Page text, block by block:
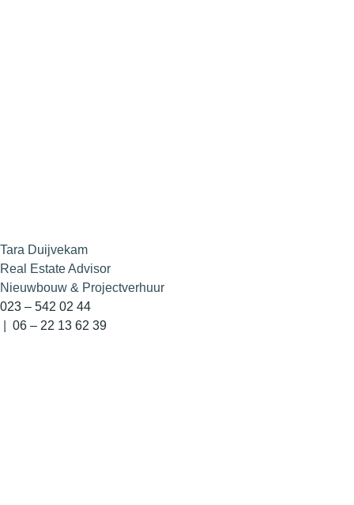
Tara Duijvekam
Real Estate Advisor
Nieuwbouw & Projectverhuur
023 – 542 02 44
06 – 22 13 62 39